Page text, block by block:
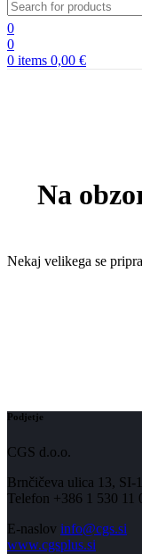
0
0
0 items 0,00 €
Na
Nekaj ​​velikega se
Podjetje
CGS d.o.o.
Brnčičeva ulica 13, SI-
Telefon +386 1 530 11
E-naslov info@cgs.si
www.cgsplus.si